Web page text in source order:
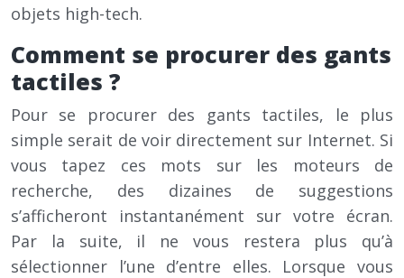
objets high-tech.
Comment se procurer des gants
tactiles ?
Pour se procurer des gants tactiles, le plus
simple serait de voir directement sur Internet. Si
vous tapez ces mots sur les moteurs de
recherche, des dizaines de suggestions
s’afficheront instantanément sur votre écran.
Par la suite, il ne vous restera plus qu’à
sélectionner l’une d’entre elles. Lorsque vous